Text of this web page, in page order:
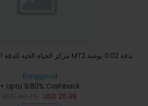
مركز الحياة الحية للدقة الصلب على مخرطة MT2 بدقة 0.02 بوصة
Banggood
+ Upto 9.80% Cashback
USD 26.99